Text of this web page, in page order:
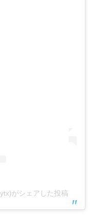
がシェアした投稿